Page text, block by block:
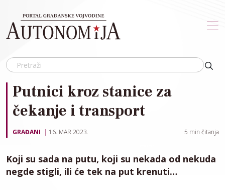
Putnici kroz stanice za
čekanje i transport
GRAĐANI 16. MAR 2023. 5 min čitanja
Koji su sada na putu, koji su nekada od nekuda
negde stigli, ili će tek na put krenuti…